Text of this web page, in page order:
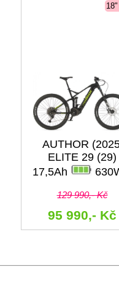
AUTHOR
ELITE 29 (29)
17,5Ah
129 990,- Kč
95 990,- Kč